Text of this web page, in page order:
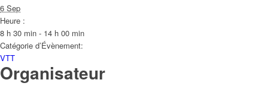
6 Sep
Heure :
8 h 30 min - 14 h 00 min
Catégorie d’Évènement:
VTT
Organisateur